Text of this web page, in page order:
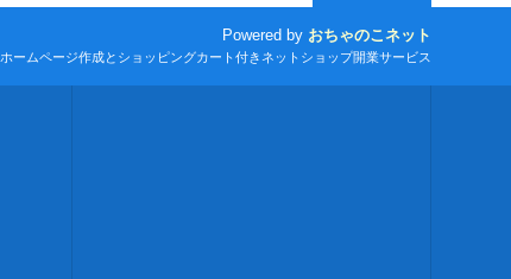
Powered by おちゃのこネット
ホームページ作成とショッピングカート付きネットショップ開業サービス